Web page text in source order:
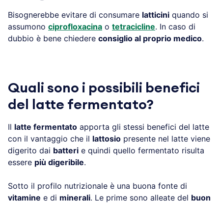
Bisognerebbe evitare di consumare latticini quando si
assumono ciprofloxacina o tetracicline. In caso di
dubbio è bene chiedere consiglio al proprio medico.
Quali sono i possibili benefici
del latte fermentato?
Il latte fermentato apporta gli stessi benefici del latte
con il vantaggio che il lattosio presente nel latte viene
digerito dai batteri e quindi quello fermentato risulta
essere più digeribile.
Sotto il profilo nutrizionale è una buona fonte di
vitamine e di minerali. Le prime sono alleate del buon